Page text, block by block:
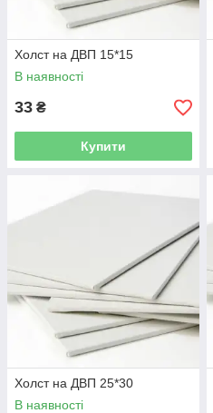
Холст на ДВП 15*15
В наявності
33 ₴
Купити
Холст на ДВП 25*30
В наявності